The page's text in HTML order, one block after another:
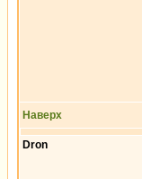
Наверх
Dron